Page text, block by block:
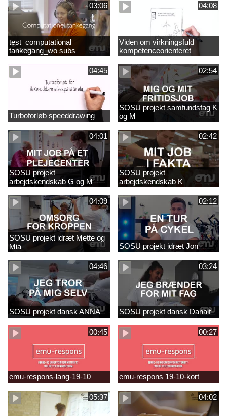
03:06
test_computational
tankegang_wo subs
04:08
Viden om virkningsfuld
kompetenceorienteret
naturfagsundervisning
04:45
Turboforløb speeddrawing
02:54
SOSU projekt samfundsfag K
og M
04:01
SOSU projekt
arbejdskendskab G og M
02:42
SOSU projekt
arbejdskendskab K
04:09
SOSU projekt idræt Mette og
Mia
02:12
SOSU projekt idræt Jon
04:46
SOSU projekt dansk ANNA
03:24
SOSU projekt dansk Danait
00:45
emu-respons-lang-19-10
00:27
emu-respons 19-10-kort
05:37 04:02